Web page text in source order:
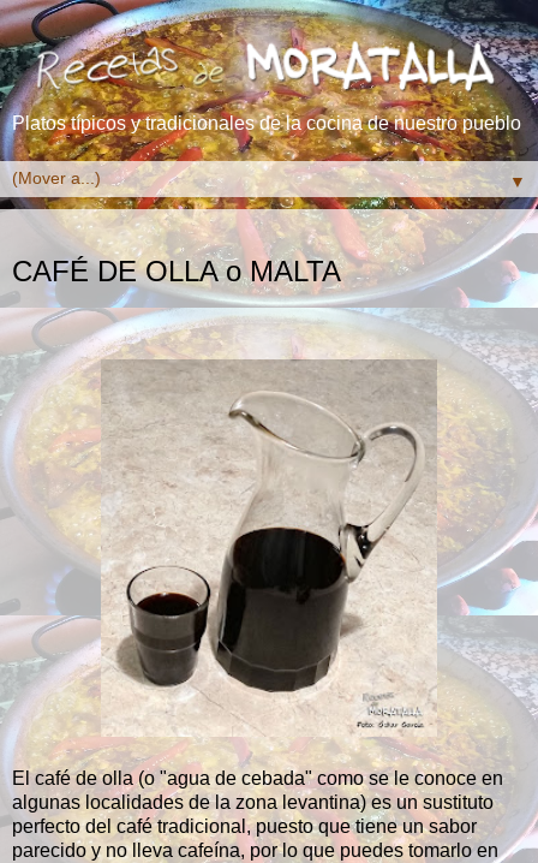
Platos típicos y tradicionales de la cocina de nuestro pueblo
▼
MIÉRCOLES, 19 DE OCTUBRE DE 2022
CAFÉ DE OLLA o MALTA
El café de olla (o "agua de cebada" como se le conoce en
algunas localidades de la zona levantina) es un sustituto
perfecto del café tradicional, puesto que tiene un sabor
parecido y no lleva cafeína, por lo que puedes tomarlo en